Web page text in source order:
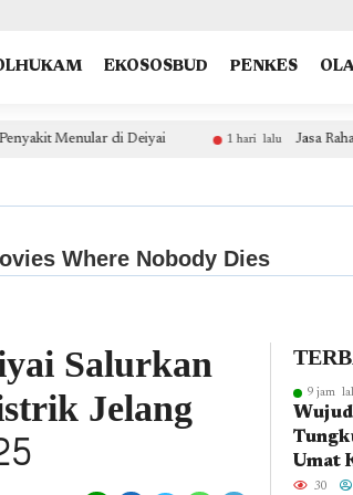
["Product"], isPartOfProductId:
EKOSOSBUD PENKES
1 hari lalu Jasa Raharja DKI Jakarta Hadiri
Salurkan
Jelang 9 jam
Umat
30